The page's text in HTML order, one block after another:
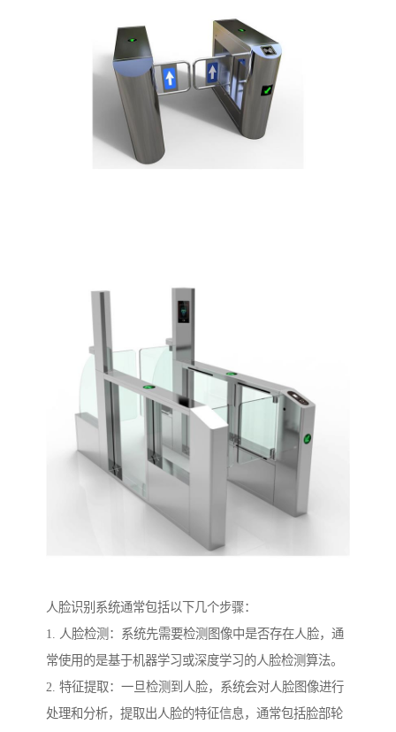
人脸识别系统通常包括以下几个步骤：
1. 人脸检测：系统先需要检测图像中是否存在人脸，通
常使用的是基于机器学习或深度学习的人脸检测算法。
2. 特征提取：一旦检测到人脸，系统会对人脸图像进行
处理和分析，提取出人脸的特征信息，通常包括脸部轮